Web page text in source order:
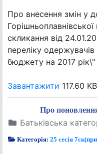
Про внесення змін у
скликання від
переліку
бюджету на 2017 рік\"
Завантажити 117.60 KB
Про
Батьківська
Категорія:25 сесія